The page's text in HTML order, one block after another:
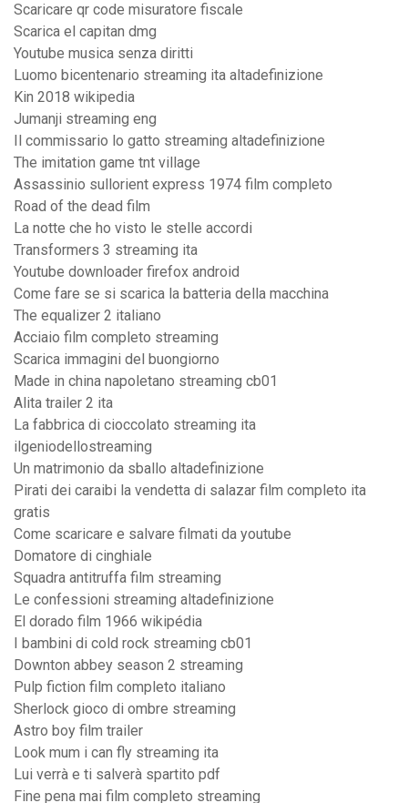
Scaricare qr code misuratore fiscale
Scarica el capitan dmg
Youtube musica senza diritti
Luomo bicentenario streaming ita altadefinizione
Kin 2018 wikipedia
Jumanji streaming eng
Il commissario lo gatto streaming altadefinizione
The imitation game tnt village
Assassinio sullorient express 1974 film completo
Road of the dead film
La notte che ho visto le stelle accordi
Transformers 3 streaming ita
Youtube downloader firefox android
Come fare se si scarica la batteria della macchina
The equalizer 2 italiano
Acciaio film completo streaming
Scarica immagini del buongiorno
Made in china napoletano streaming cb01
Alita trailer 2 ita
La fabbrica di cioccolato streaming ita
ilgeniodellostreaming
Un matrimonio da sballo altadefinizione
Pirati dei caraibi la vendetta di salazar film completo ita
gratis
Come scaricare e salvare filmati da youtube
Domatore di cinghiale
Squadra antitruffa film streaming
Le confessioni streaming altadefinizione
El dorado film 1966 wikipédia
I bambini di cold rock streaming cb01
Downton abbey season 2 streaming
Pulp fiction film completo italiano
Sherlock gioco di ombre streaming
Astro boy film trailer
Look mum i can fly streaming ita
Lui verrà e ti salverà spartito pdf
Fine pena mai film completo streaming